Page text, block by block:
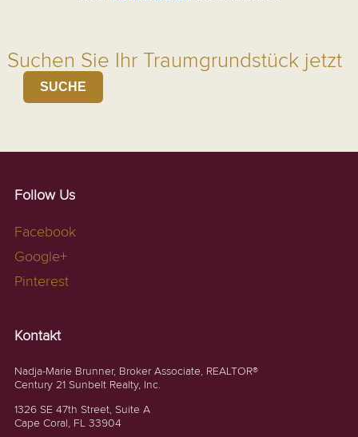
Suchen Sie Ihr Traumgrundstück jetzt
SUCHE
Follow Us
Facebook
Google+
Pinterest
Kontakt
Nadja-Marie Brunner, Broker Associate, REALTOR®
Century 21 Sunbelt Realty, Inc.
1326 SE 47th Street, Suite A
Cape Coral, FL 33904